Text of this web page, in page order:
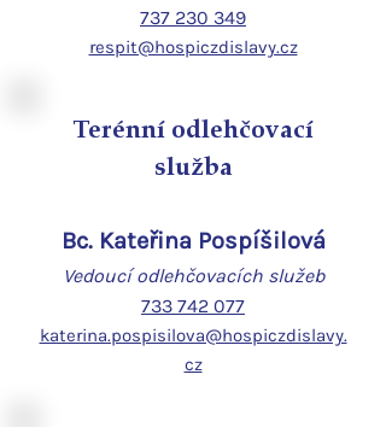
737 230 349
respit@hospiczdislavy.cz
Terénní odlehčovací
služba
Bc. Kateřina Pospíšilová
Vedoucí odlehčovacích služeb
733 742 077
katerina.pospisilova@hospiczdislavy.
cz